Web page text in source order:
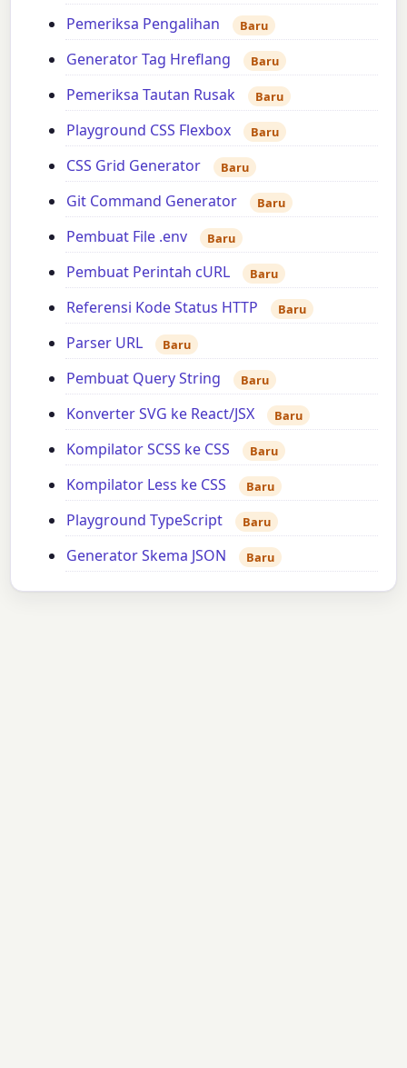
Pemeriksa Pengalihan Baru
Generator Tag Hreflang Baru
Pemeriksa Tautan Rusak Baru
Playground CSS Flexbox Baru
CSS Grid Generator Baru
Git Command Generator Baru
Pembuat File .env Baru
Pembuat Perintah cURL Baru
Referensi Kode Status HTTP Baru
Parser URL Baru
Pembuat Query String Baru
Konverter SVG ke React/JSX Baru
Kompilator SCSS ke CSS Baru
Kompilator Less ke CSS Baru
Playground TypeScript Baru
Generator Skema JSON Baru